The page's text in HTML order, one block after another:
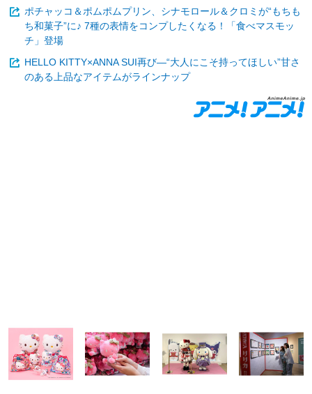
ポチャッコ＆ポムポムプリン、シナモロール＆クロミが“もちも
ち和菓子”に♪ 7種の表情をコンプしたくなる！「食べマスモッ
チ」登場
HELLO KITTY×ANNA SUI再び―“大人にこそ持ってほしい”甘さ
のある上品なアイテムがラインナップ